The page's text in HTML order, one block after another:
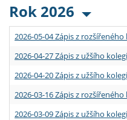
Rok 2026
2026-05-04 Zápis z
2026-04-27 Zápis z užšího
2026-04-20 Zápis z užšího
2026-03-16 Zápis z
2026-03-09 Zápis z užšího